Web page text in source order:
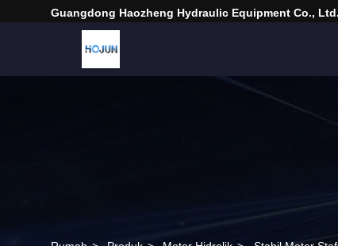
Guangdong Haozheng Hydraulic Equipment Co., Ltd.